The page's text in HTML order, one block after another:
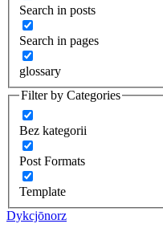
Search in posts
Search in pages
glossary
Filter by Categories
Bez kategorii
Post Formats
Template
Dykcjōnorz